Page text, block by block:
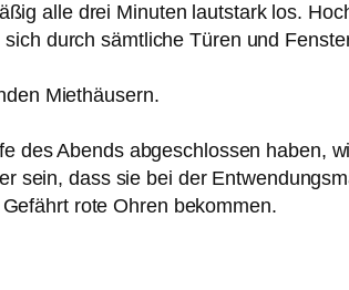
alle drei Minuten lautstark los.
durch sämtliche Türen und
Miethäusern.
des Abends abgeschlossen haben,
sein, dass sie bei der
rote Ohren bekommen.